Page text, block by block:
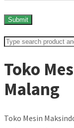
Toko
Malang
Toko Mesin